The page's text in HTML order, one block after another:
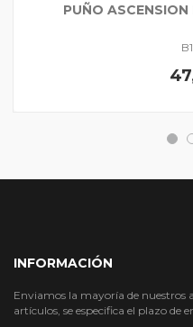
PUÑO
INFORMACIÓN
Enviamos la mayoría de nuestros
artículos, se especifica el plazo de